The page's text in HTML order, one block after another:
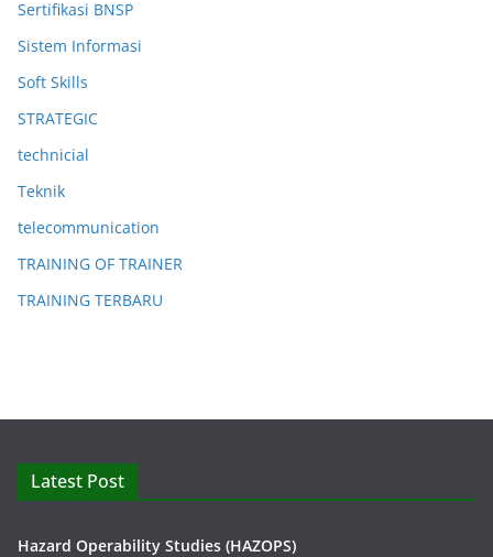
Sertifikasi BNSP
Sistem Informasi
Soft Skills
STRATEGIC
technicial
Teknik
telecommunication
TRAINING OF TRAINER
TRAINING TERBARU
Latest Post
Hazard Operability Studies (HAZOPS)